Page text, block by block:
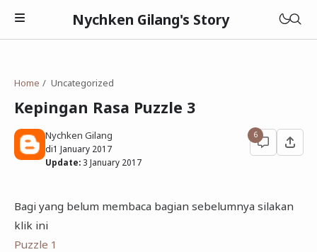
Nychken Gilang's Story
Pendidikan
Cerpen
Home Uncategorized
Kepingan Rasa Puzzle 3
Nychken Gilang
di1 January 2017
Update: 3 January 2017
6
Bagi yang belum membaca bagian sebelumnya silakan
klik ini
Puzzle 1